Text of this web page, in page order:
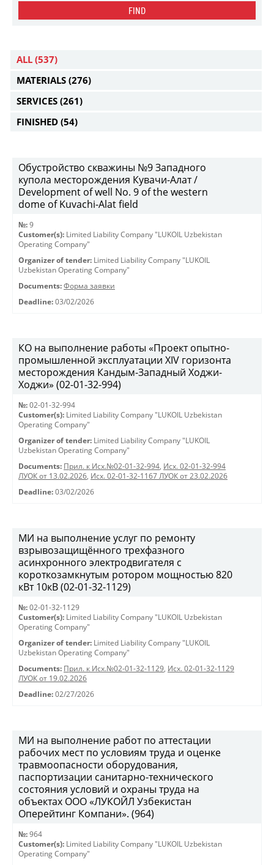
FIND
ALL (537)
MATERIALS (276)
SERVICES (261)
FINISHED (54)
Обустройство скважины №9 Западного
купола месторождения Кувачи-Алат /
Development of well No. 9 of the western
dome of Kuvachi-Alat field
№: 9
Customer(s): Limited Liability Company "LUKOIL Uzbekistan
Operating Company"
Organizer of tender: Limited Liability Company "LUKOIL
Uzbekistan Operating Company"
Documents: Форма заявки
Deadline: 03/02/2026
КО на выполнение работы «Проект опытно-
промышленной эксплуатации XIV горизонта
месторождения Кандым-Западный Ходжи-
Ходжи» (02-01-32-994)
№: 02-01-32-994
Customer(s): Limited Liability Company "LUKOIL Uzbekistan
Operating Company"
Organizer of tender: Limited Liability Company "LUKOIL
Uzbekistan Operating Company"
Documents: Прил. к Исх.№02-01-32-994, Исх. 02-01-32-994
ЛУОК от 13.02.2026, Исх. 02-01-32-1167 ЛУОК от 23.02.2026
Deadline: 03/02/2026
МИ на выполнение услуг по ремонту
взрывозащищённого трехфазного
асинхронного электродвигателя с
короткозамкнутым ротором мощностью 820
кВт 10кВ (02-01-32-1129)
№: 02-01-32-1129
Customer(s): Limited Liability Company "LUKOIL Uzbekistan
Operating Company"
Organizer of tender: Limited Liability Company "LUKOIL
Uzbekistan Operating Company"
Documents: Прил. к Исх.№02-01-32-1129, Исх. 02-01-32-1129
ЛУОК от 19.02.2026
Deadline: 02/27/2026
МИ на выполнение работ по аттестации
рабочих мест по условиям труда и оценке
травмоопасности оборудования,
паспортизации санитарно-технического
состояния условий и охраны труда на
объектах ООО «ЛУКОЙЛ Узбекистан
Оперейтинг Компани». (964)
№: 964
Customer(s): Limited Liability Company "LUKOIL Uzbekistan
Operating Company"